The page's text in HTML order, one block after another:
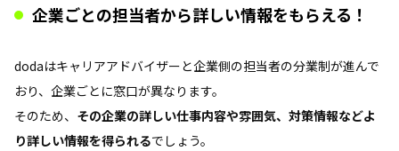
企業ごとの担当者から詳しい情報をもらえる！
dodaはキャリアアドバイザーと企業側の担当者の分業制が進んで
おり、企業ごとに窓口が異なります。
そのため、 その企業の詳しい仕事内容や雰囲気、対策情報などよ
り詳しい情報を得られるでしょう。